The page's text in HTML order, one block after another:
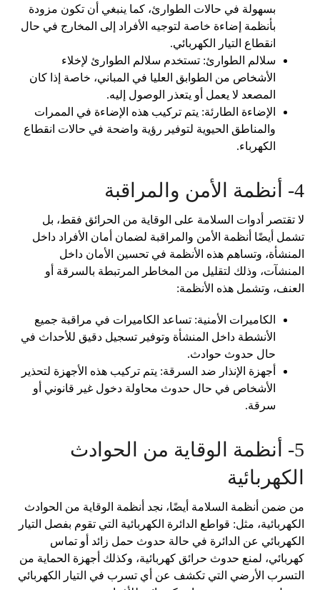
بسهولة في حالات الطوارئ، كما ينبغي أن تكون مزودة
بأنظمة إضاءة خاصة لتوجيه الأفراد إلى المخارج في حال
انقطاع التيار الكهربائي.
سلالم الطوارئ: تستخدم سلالم الطوارئ لإخلاء
الأشخاص من الطوابق العليا في المباني، خاصة إذا كان
المصعد لا يعمل أو يتعذر الوصول إليه.
الإضاءة الطارئة: يتم تركيب هذه الإضاءة في الممرات
والمناطق الحيوية لتوفير رؤية واضحة في حالات انقطاع
الكهرباء.
4- أنظمة الأمن والمراقبة
لا تقتصر أدوات السلامة على الوقاية من الحرائق فقط، بل
تشمل أيضًا أنظمة الأمن والمراقبة لضمان أمان الأفراد داخل
المنشأة، وتساهم هذه الأنظمة في تحسين الأمان داخل
المنشآت، وذلك لتقليل من المخاطر المرتبطة بالسرقة أو
العنف، وتشمل هذه الأنظمة:
الكاميرات الأمنية: تساعد الكاميرات في مراقبة جميع
الأنشطة داخل المنشأة وتوفير تسجيل دقيق للأحداث في
حال حدوث حوادث.
أجهزة الإنذار ضد السرقة: يتم تركيب هذه الأجهزة لتحذير
الأشخاص في حال حدوث محاولة دخول غير قانوني أو
سرقة.
5- أنظمة الوقاية من الحوادث
الكهربائية
من ضمن أنظمة السلامة أيضًا، نجد أنظمة الوقاية من الحوادث
الكهربائية، مثل: قواطع الدائرة الكهربائية التي تقوم بفصل التيار
الكهربائي عن الدائرة في حالة حدوث حمل زائد أو تماس
كهربائي، لمنع حدوث حرائق كهربائية، وكذلك أجهزة الحماية من
التسرب الأرضي التي تكشف عن أي تسرب في التيار الكهربائي